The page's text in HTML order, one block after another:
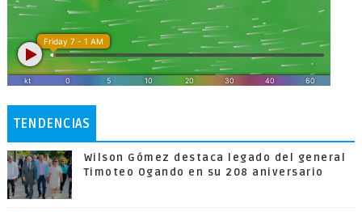
TENDENCIAS
Wilson Gómez destaca legado del general
Timoteo Ogando en su 208 aniversario